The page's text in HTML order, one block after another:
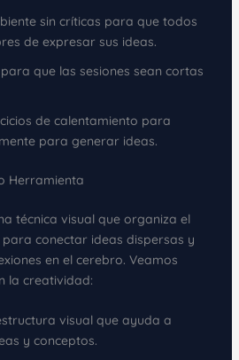
sin críticas para que todos
de expresar sus ideas.
que las sesiones sean cortas
de calentamiento para
para generar ideas.
Herramienta
técnica visual que organiza el
para conectar ideas dispersas y
en el cerebro. Veamos
la creatividad:
visual que ayuda a
y conceptos.